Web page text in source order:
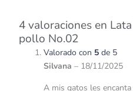
4 valoraciones en
pollo No.02
Valorado con 5 de 5
Silvana – 18/11/2025
A mis gatos les